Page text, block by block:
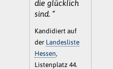
die glücklich
sind. “
Kandidiert auf
der Landesliste
Hessen,
Listenplatz 44.